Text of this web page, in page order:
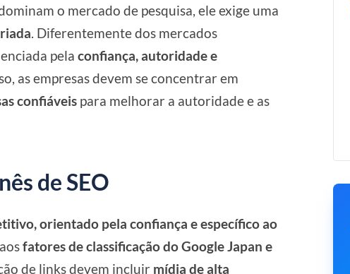
o mercado de pesquisa, ele exige uma
. Diferentemente dos mercados
pelaconfiança, autoridade e
as empresas devem se concentrar em
confiáveis para melhorar a autoridade e as
de SEO
orientado pela confiança e específico ao
fatores de classificação do Google Japan e
de links devem incluir mídia de alta